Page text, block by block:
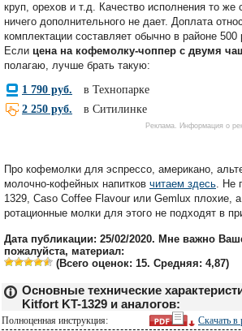
круп, орехов и т.д. Качество исполнения то же
ничего дополнительного не дает. Доплата
комплектации составляет обычно в районе
Если цена на кофемолку-чоппер с двумя
полагаю, лучше брать такую:
Про кофемолки для эспрессо, американо,
молочно-кофейных напитков читаем здесь. Не
1329, Caso Coffee Flavour или Gemlux плохие,
ротационные молки для этого не подходят в
Дата публикации: 25/02/2020. Мне важно
пожалуйста, материал:
(Всего оценок: 15. Средняя: 4,87)
Основные технические
Kitfort KT-1329 и аналогов:
Полноценная инструкция: Скачать в